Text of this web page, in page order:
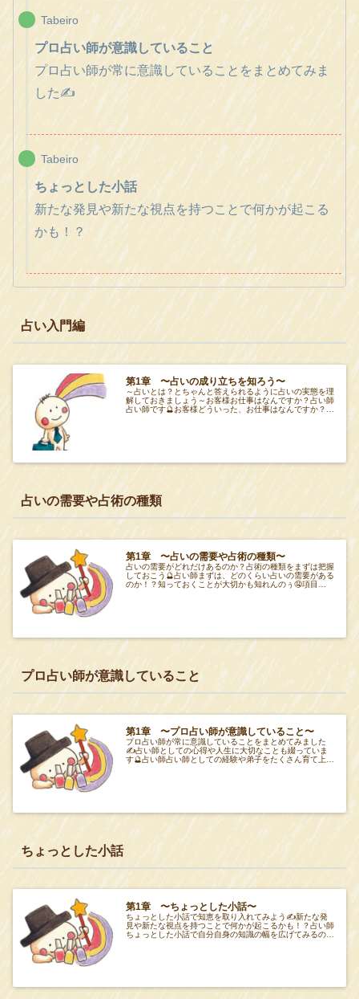
Tabeiro
プロ占い師が意識していること
プロ占い師が常に意識していることをまとめてみま
した✍️
Tabeiro
ちょっとした小話
新たな発見や新たな視点を持つことで何かが起こる
かも！？
占い入門編
第1章 〜占いの成り立ちを知ろう〜
～占いとは？とちゃんと答えられるように占いの実態を理
解しておきましょう～お客様お仕事はなんですか？占い師
占い師です🔮お客様どういった、お仕事はなんですか？占
占いの需要や占術の種類
第1章 〜占いの需要や占術の種類〜
占いの需要がどれだけあるのか？占術の種類をまずは把握
しておこう🔮占い師まずは、どのくらい占いの需要がある
のか！？知っておくことが大切かも知れんのぅ🤤項目
プロ占い師が意識していること
第1章 〜プロ占い師が意識していること〜
プロ占い師が常に意識していることをまとめてみました
✍️占い師としての心得や人生に大切なことも綴っていま
す🔮占い師占い師としての経験や弟子をたくさん育て上げ
ちょっとした小話
第1章 〜ちょっとした小話〜
ちょっとした小話で知恵を取り入れてみよう✍️新たな発
見や新たな視点を持つことで何かが起こるかも！？占い師
ちょっとした小話で自分自身の知識の幅を広げてみるのじ